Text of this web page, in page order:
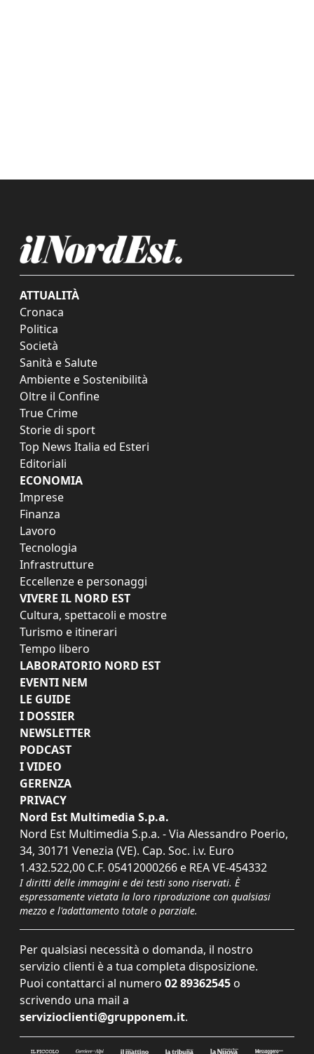
ATTUALITÀ
Cronaca
Politica
Società
Sanità e Salute
Ambiente e Sostenibilità
Oltre il Confine
True Crime
Storie di sport
Top News Italia ed Esteri
Editoriali
ECONOMIA
Imprese
Finanza
Lavoro
Tecnologia
Infrastrutture
Eccellenze e personaggi
VIVERE IL NORD EST
Cultura, spettacoli e mostre
Turismo e itinerari
Tempo libero
LABORATORIO NORD EST
EVENTI NEM
LE GUIDE
I DOSSIER
NEWSLETTER
PODCAST
I VIDEO
GERENZA
PRIVACY
Nord Est Multimedia S.p.a.
Nord Est Multimedia S.p.a. - Via Alessandro Poerio,
34, 30171 Venezia (VE). Cap. Soc. i.v. Euro
1.432.522,00 C.F. 05412000266 e REA VE-454332
I diritti delle immagini e dei testi sono riservati. È
espressamente vietata la loro riproduzione con qualsiasi
mezzo e l'adattamento totale o parziale.
Per qualsiasi necessità o domanda, il nostro
servizio clienti è a tua completa disposizione.
Puoi contattarci al numero 02 89362545 o
scrivendo una mail a
servizioclienti@grupponem.it.